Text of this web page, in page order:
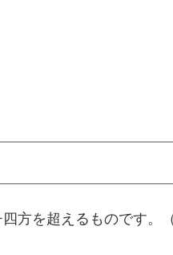
方を超えるものです。